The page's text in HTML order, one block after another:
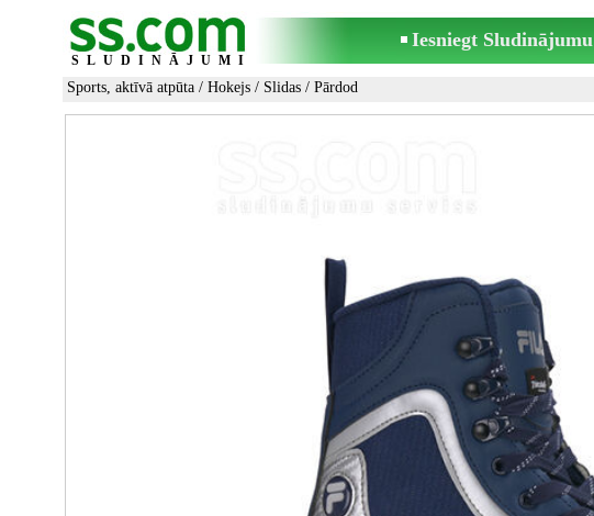
SLUDINĀJUMI
Iesniegt Sludinājumu
Sports, aktīvā atpūta / Hokejs / Slidas / Pārdod